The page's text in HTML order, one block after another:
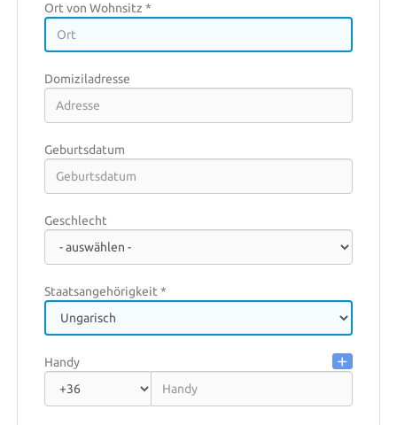
HU
Ort von Wohnsitz *
Domiziladresse
Land Residenz *
Bundesland/Kanton Residenz *
Stadt Residenz
Geburtsdatum
Geschlecht
Staatsangehörigkeit *
Handy